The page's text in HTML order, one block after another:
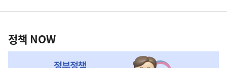
영
책
NOW,
정책 NOW